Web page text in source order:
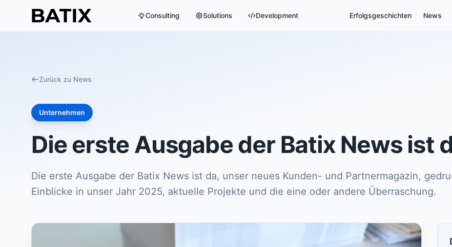
Consulting Solutions Development Erfolgsgeschichten News
Zurück zu News
Unternehmen
Die erste Ausgabe der Batix News ist
Die erste Ausgabe der Batix News ist da, unser neues Kunden- und Partnermagazin,
Einblicke in unser Jahr 2025, aktuelle Projekte und die eine oder andere Überraschung.